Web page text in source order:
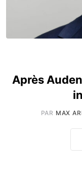
Après
PAR MAX